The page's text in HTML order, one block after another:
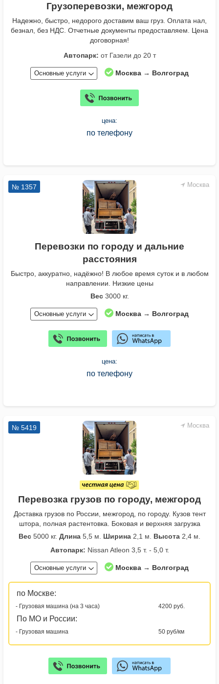
Грузоперевозки, межгород
Надежно, быстро, недорого доставим ваш груз. Оплата нал,
безнал, без НДС. Отчетные документы предоставляем. Цена
договорная!
Автопарк: от Газели до 20 т
Основные услуги Москва → Волгоград
цена:
по телефону
Москва
№ 1357
Перевозки по городу и дальние
расстояния
Быстро, аккуратно, надёжно! В любое время суток и в любом
направлении. Низкие цены
Вес3000 кг.
Основные услуги Москва → Волгоград
цена:
по телефону
Москва
№ 5419
Перевозка грузов по городу, межгород
Доставка грузов по России, межгород, по городу. Кузов тент
штора, полная растентовка. Боковая и верхняя загрузка
Вес 5000 кг. Длина 5,5 м. Ширина 2,1 м. Высота 2,4 м.
Автопарк: Nissan Atleon 3,5 т. - 5,0 т.
Основные услуги Москва → Волгоград
по Москве:
- Грузовая машина (на 3 часа) 4200 руб.
По МО и России:
- Грузовая машина 50 руб/км